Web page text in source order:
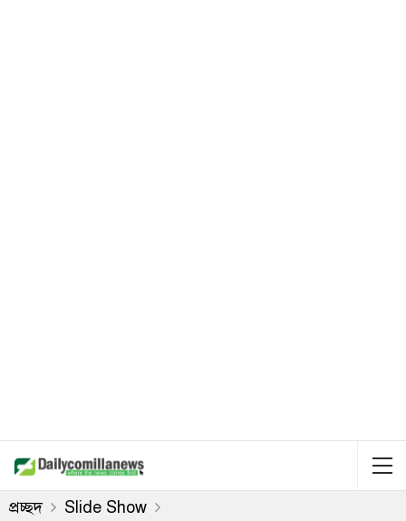
প্রচ্ছদ Slide Show